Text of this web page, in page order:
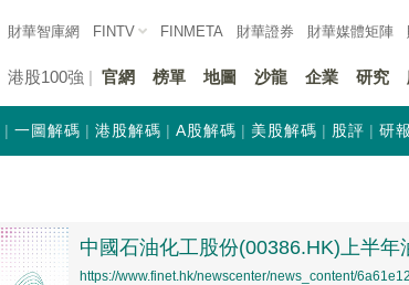
財華智庫網 FINTV FINMETA 財華證券 財華媒體矩陣
港股100強 官網 榜單 地圖 沙龍 企業 研究
一圖解碼 港股解碼 A股解碼 美股解碼 股評 研報
中國石油化工股份(00386.HK)上半
https://www.finet.hk/newscenter/news_content/